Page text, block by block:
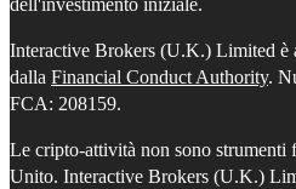
Interactive Brokers (U.K.) Limited è
dalla Financial Conduct Authority.
FCA: 208159.
Le cripto-attività non sono strumenti
Unito. Interactive Brokers (U.K.)